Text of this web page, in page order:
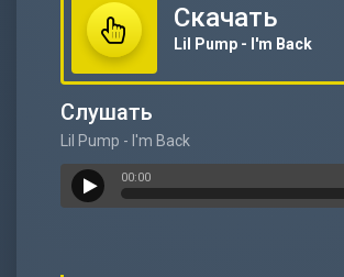
Скачать
Lil Pump - I'm Back
Слушать
Lil Pump - I'm Back
00:00